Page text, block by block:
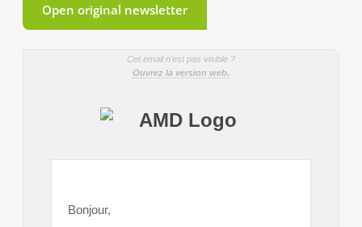
Open original newsletter